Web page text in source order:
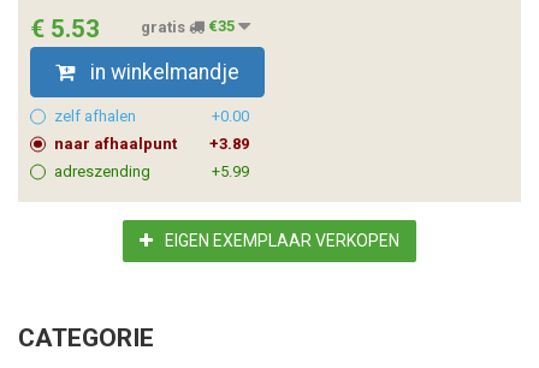
€ 5.53 gratis €35
in winkelmandje
zelf afhalen
+0.00
naar afhaalpunt
+3.89
adreszending
+5.99
EIGEN EXEMPLAAR VERKOPEN
CATEGORIE